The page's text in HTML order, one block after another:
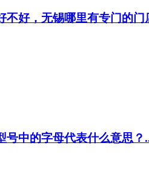
不好，无锡哪里有专门的门
号中的字母代表什么意思？